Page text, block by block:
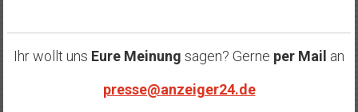
Ihr wollt uns Eure Meinung sagen? Gerne per Mail an
presse@anzeiger24.de